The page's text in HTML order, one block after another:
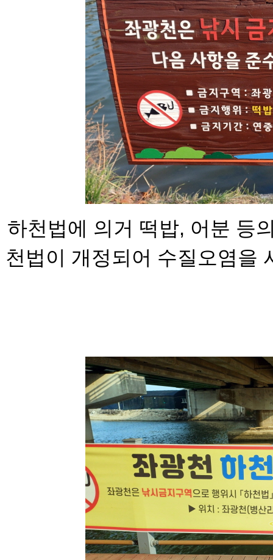
하천법에 의거 떡밥, 어분 등
천법이 개 정되어 수질오염을